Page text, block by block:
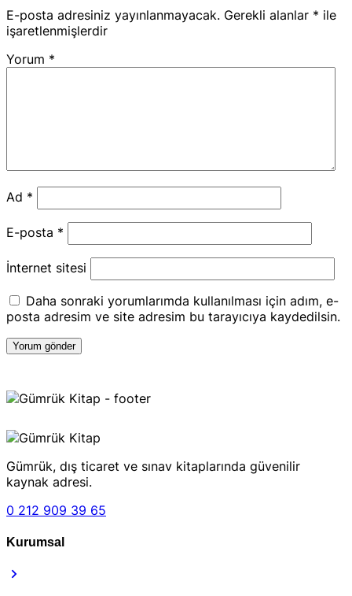
E-posta adresiniz yayınlanmayacak. Gerekli alanlar * ile
işaretlenmişlerdir
Yorum *
Ad *
E-posta *
İnternet sitesi
Daha sonraki yorumlarımda kullanılması için adım, e-
posta adresim ve site adresim bu tarayıcıya kaydedilsin.
Gümrük, dış ticaret ve sınav kitaplarında güvenilir
kaynak adresi.
0 212 909 39 65
Kurumsal